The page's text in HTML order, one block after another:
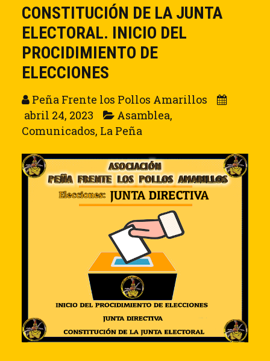
CONSTITUCIÓN DE LA JUNTA
ELECTORAL. INICIO DEL
PROCIDIMIENTO DE
ELECCIONES
Peña Frente los Pollos Amarillos
abril 24, 2023
Asamblea,
Comunicados, La Peña